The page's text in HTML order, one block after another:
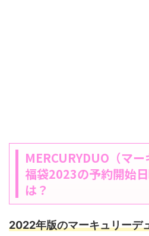
MERCURYDUO（マー
福袋2023の予約開始
は？
2022年版のマーキュリーデ